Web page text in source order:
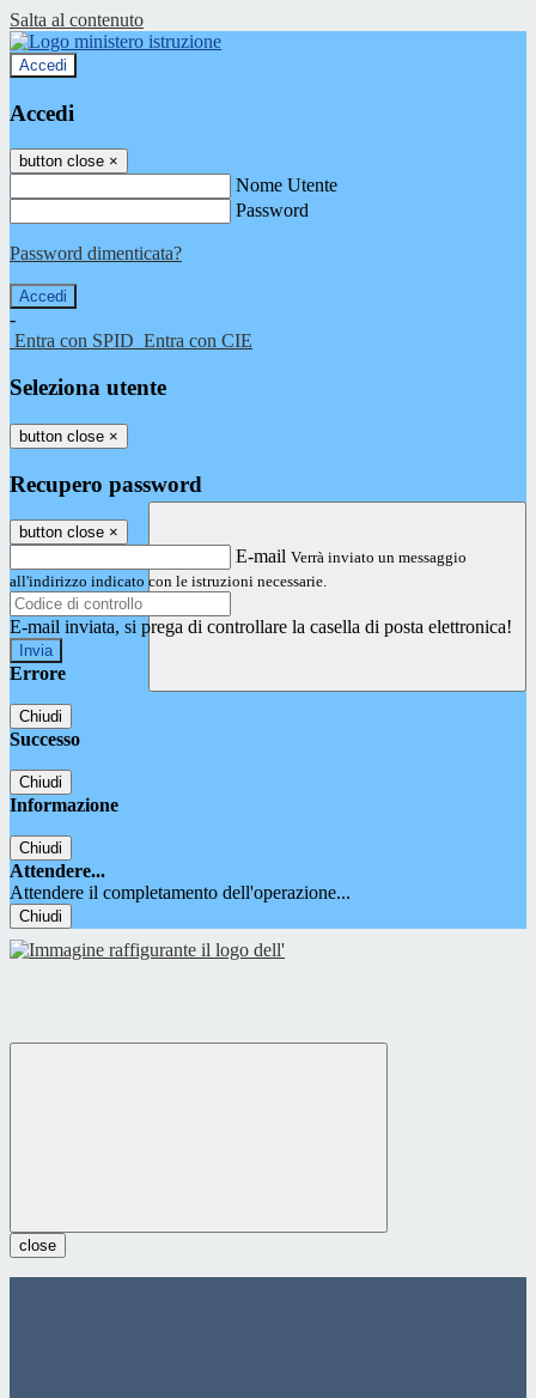
Salta al contenuto
Accedi
Accedi
button close ×
Nome Utente
Password
Password dimenticata?
-
Entra con SPID Entra con CIE
Seleziona utente
button close ×
Recupero password
button close ×
E-mail Verrà inviato un messaggio
all'indirizzo indicato con le istruzioni necessarie.
E-mail inviata, si prega di controllare la casella di posta elettronica!
Errore
Chiudi
Successo
Chiudi
Informazione
Chiudi
Attendere...
Attendere il completamento dell'operazione...
Chiudi
close